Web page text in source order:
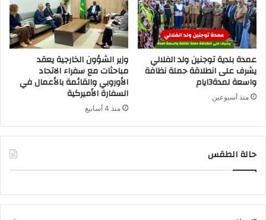
عمدة بلدية توجنين ولد الفلالي
يشرف على انطلاقة حملة نظافة
واسعة لمدة3ايام
منذ أسبوعين
وزير الشؤون الخارجية يعقد
مباحثات مع سفراء الاتحاد
الأوروبي والقائمة بالأعمال في
السفارة الأميركية
منذ 4 أسابيع
حالة الطقس